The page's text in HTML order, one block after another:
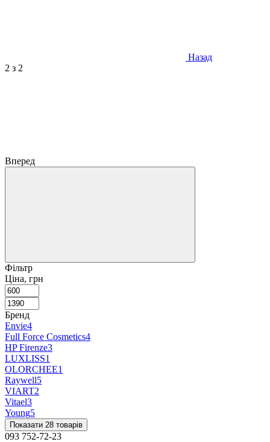
Назад
2 з 2
Вперед
Фільтр
Ціна, грн
Бренд
Envie4
Full Force Cosmetics4
HP Firenze3
LUXLISS1
OLORCHEE1
Raywell5
VIART2
Vitael3
Young5
Показати 28 товарів
093 752-72-23